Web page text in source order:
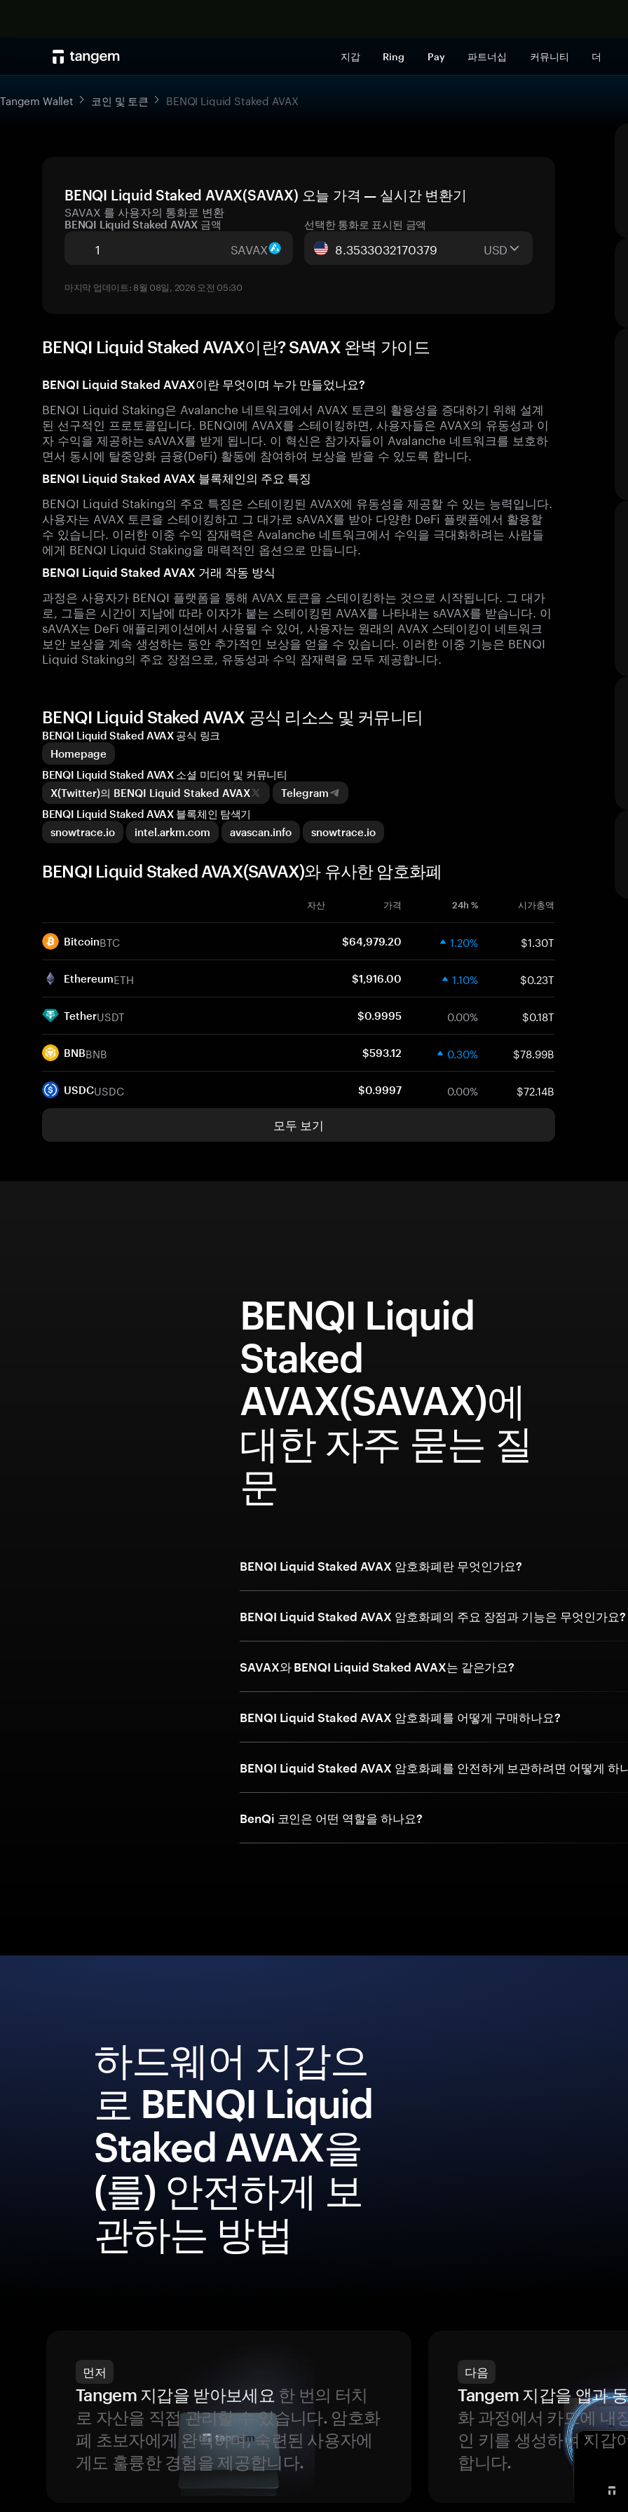
지갑 Ring Pay 파트너십 커뮤니티 더
Tangem Wallet 코인 및 토큰 BENQI Liquid Staked AVAX
BENQI Liquid Staked AVAX(SAVAX) 오늘 가격 — 실시간 변환기
SAVAX 를 사용자의 통화로 변환
BENQI Liquid Staked AVAX 금액
SAVAX
선택한 통화로 표시된 금액
USD
마지막 업데이트: 8월 08일, 2026 오전 05:30
BENQI Liquid Staked AVAX이란? SAVAX 완벽 가이드
BENQI Liquid Staked AVAX이란 무엇이며 누가 만들었나요?
BENQI Liquid Staking은 Avalanche 네트워크에서 AVAX 토큰의 활용성을 증대하기 위해 설계
된 선구적인 프로토콜입니다. BENQI에 AVAX를 스테이킹하면, 사용자들은 AVAX의 유동성과 이
자 수익을 제공하는 sAVAX를 받게 됩니다. 이 혁신은 참가자들이 Avalanche 네트워크를 보호하
면서 동시에 탈중앙화 금융(DeFi) 활동에 참여하여 보상을 받을 수 있도록 합니다.
BENQI Liquid Staked AVAX 블록체인의 주요 특징
BENQI Liquid Staking의 주요 특징은 스테이킹된 AVAX에 유동성을 제공할 수 있는 능력입니다.
사용자는 AVAX 토큰을 스테이킹하고 그 대가로 sAVAX를 받아 다양한 DeFi 플랫폼에서 활용할
수 있습니다. 이러한 이중 수익 잠재력은 Avalanche 네트워크에서 수익을 극대화하려는 사람들
에게 BENQI Liquid Staking을 매력적인 옵션으로 만듭니다.
BENQI Liquid Staked AVAX 거래 작동 방식
과정은 사용자가 BENQI 플랫폼을 통해 AVAX 토큰을 스테이킹하는 것으로 시작됩니다. 그 대가
로, 그들은 시간이 지남에 따라 이자가 붙는 스테이킹된 AVAX를 나타내는 sAVAX를 받습니다. 이
sAVAX는 DeFi 애플리케이션에서 사용될 수 있어, 사용자는 원래의 AVAX 스테이킹이 네트워크
보안 보상을 계속 생성하는 동안 추가적인 보상을 얻을 수 있습니다. 이러한 이중 기능은 BENQI
Liquid Staking의 주요 장점으로, 유동성과 수익 잠재력을 모두 제공합니다.
BENQI Liquid Staked AVAX 공식 리소스 및 커뮤니티
BENQI Liquid Staked AVAX 공식 링크
Homepage
BENQI Liquid Staked AVAX 소셜 미디어 및 커뮤니티
X(Twitter)의 BENQI Liquid Staked AVAX
Telegram
BENQI Liquid Staked AVAX 블록체인 탐색기
snowtrace.io
intel.arkm.com avascan.info snowtrace.io
BENQI Liquid Staked AVAX(SAVAX)와 유사한 암호화폐
자산 가격 24h % 시가총액
BitcoinBTC $64,979.20 1.20% $1.30T
EthereumETH $1,916.00 1.10% $0.23T
TetherUSDT $0.9995 0.00% $0.18T
BNBBNB $593.12 0.30% $78.99B
USDCUSDC $0.9997 0.00% $72.14B
모두 보기
BENQI Liquid
Staked
AVAX(SAVAX)에
대한 자주 묻는 질
문
BENQI Liquid Staked AVAX 암호화폐란 무엇인가요?
BENQI Liquid Staked AVAX 암호화폐의 주요 장점과 기능은 무엇인가요?
SAVAX와 BENQI Liquid Staked AVAX는 같은가요?
BENQI Liquid Staked AVAX 암호화폐를 어떻게 구매하나요?
BENQI Liquid Staked AVAX 암호화폐를 안전하게 보관하려면 어떻게 하
BenQi 코인은 어떤 역할을 하나요?
하드웨어 지갑으
로 BENQI Liquid
Staked AVAX을
(를) 안전하게 보
관하는 방법
먼저
Tangem 지갑을 받아보세요 한 번의 터치
로 자산을 직접 관리할 수 있습니다. 암호화
폐 초보자에게 완벽하며, 숙련된 사용자에
게도 훌륭한 경험을 제공합니다.
다음
Tangem 지갑을 앱과
화 과정에서 카드에 내
인 키를 생성하여 지갑
합니다.